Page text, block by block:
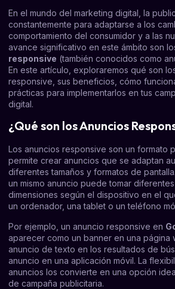
En el mundo del marketing digital, la
constantemente para adaptarse a los
comportamiento del consumidor y a las
avance significativo en este ámbito son
responsive (también conocidos como
En este artículo, exploraremos qué son
responsive, sus beneficios, cómo
prácticas para implementarlos en tus
digital.
¿Qué son los Anuncios
Los anuncios responsive son un formato
permite crear anuncios que se adaptan
diferentes tamaños y formatos de
un mismo anuncio puede tomar
dimensiones según el dispositivo en el
un ordenador, una tablet o un teléfono
Por ejemplo, un anuncio responsive en
aparecer como un banner en una página
anuncio de texto en los resultados de
anuncio en una aplicación móvil. La
anuncios los convierte en una opción
de campaña publicitaria.